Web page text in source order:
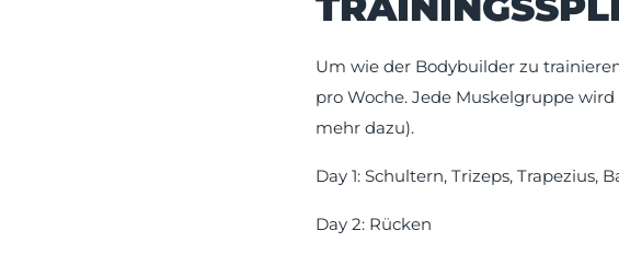
Um wie der Bodybuilder zu
pro Woche. Jede Muskelgruppe
mehr dazu).
Day 1: Schultern, Trizeps, Trapezius,
Day 2: Rücken